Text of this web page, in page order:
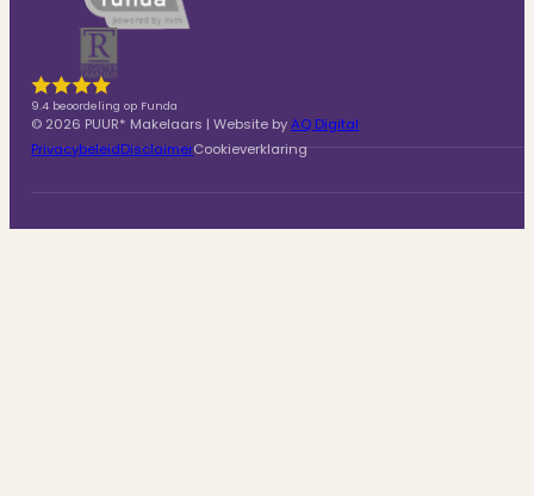
9.4 beoordeling op Funda
© 2026 PUUR* Makelaars | Website byAQ Digital
PrivacybeleidDisclaimerCookieverklaring